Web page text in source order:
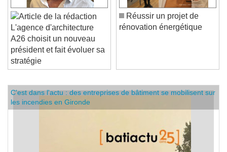
L'agence d'architecture
A26 choisit un nouveau
président et fait évoluer sa
stratégie
Réussir un projet de
C'est dans l'actu : des entreprises de bâtiment se mobilisent sur
les incendies en Gironde